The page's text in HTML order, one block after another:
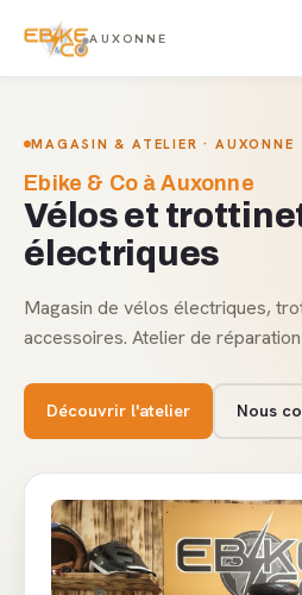
AUXONNE
MAGASIN & ATELIER · AUXONNE
Ebike & Co à Auxonne
Vélos et
électriques
Magasin de vélos électriques,
accessoires. Atelier de
Découvrir l'atelier Nous